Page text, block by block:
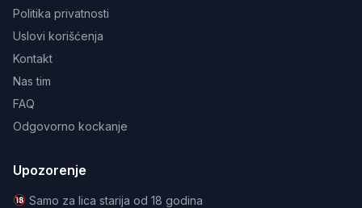
Politika privatnosti
Uslovi korišćenja
Kontakt
Nas tim
FAQ
Odgovorno kockanje
Upozorenje
Samo za lica starija od 18 godina